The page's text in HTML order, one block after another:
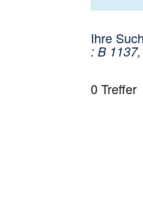
Ihre
: B
0Treffer